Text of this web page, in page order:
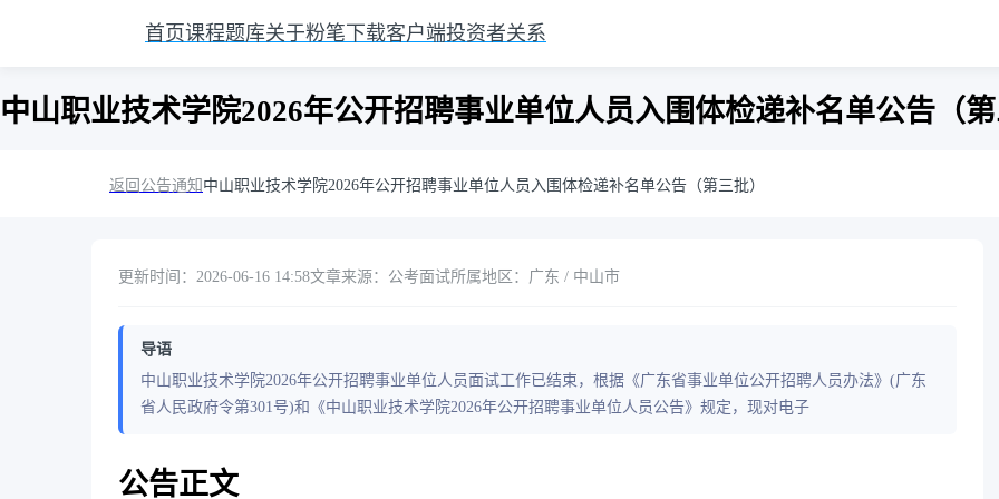
首页课程题库关于粉笔 下载客户端投资者关系
中山职业技术学院2026年公开招聘事业单位人员入围体检递补名单公告（第
返回公告通知 中山职业技术学院2026年公开招聘事业单位人员入围体检递补名单公告（第三批）
更新时间：2026-06-16 14:58文章来源：公考面试所属地区：广东 / 中山市
导语
中山职业技术学院2026年公开招聘事业单位人员面试工作已结束，根据《广东省事业单位公开招聘人员办法》(广东
省人民政府令第301号)和《中山职业技术学院2026年公开招聘事业单位人员公告》规定，现对电子
公告正文